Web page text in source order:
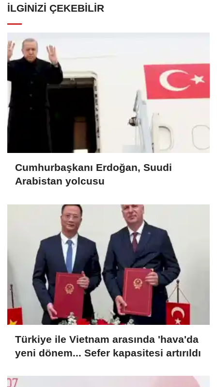
İLGINIZI ÇEKEBILIR
Cumhurbaşkanı Erdoğan, Suudi
Arabistan yolcusu
Türkiye ile Vietnam arasında 'hava'da
yeni dönem... Sefer kapasitesi artırıldı